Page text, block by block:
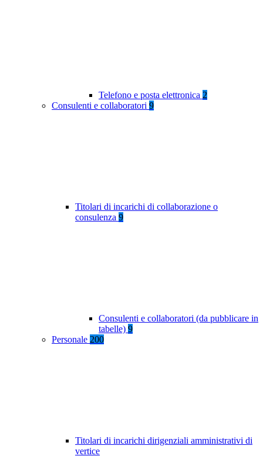
Telefono e posta elettronica 2
Consulenti e collaboratori 9
Titolari di incarichi di collaborazione o
consulenza 9
Consulenti e collaboratori (da pubblicare in
tabelle) 9
Personale 200
Titolari di incarichi dirigenziali amministrativi di
vertice